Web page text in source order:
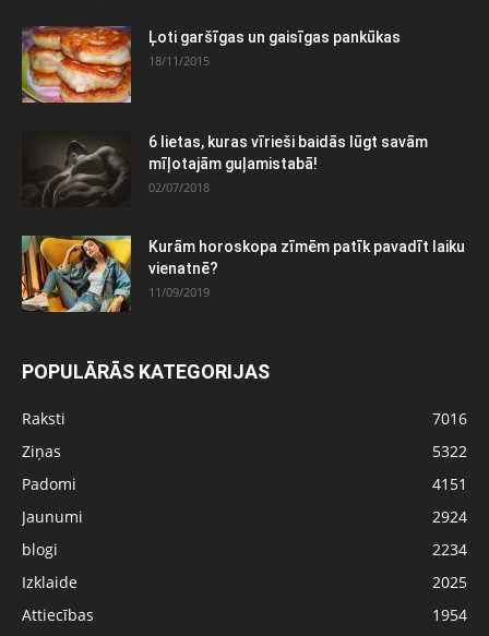
Ļoti garšīgas un gaisīgas pankūkas
18/11/2015
6 lietas, kuras vīrieši baidās lūgt savām
mīļotajām guļamistabā!
02/07/2018
Kurām horoskopa zīmēm patīk pavadīt laiku
vienatnē?
11/09/2019
POPULĀRĀS KATEGORIJAS
Raksti
7016
Ziņas
5322
Padomi
4151
Jaunumi
2924
blogi
2234
Izklaide
2025
Attiecības
1954